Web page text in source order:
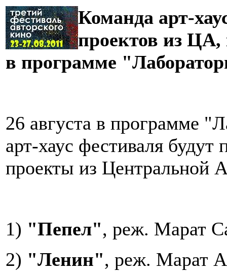
Команда арт-
проектов из ЦА,
в программе
26 августа в программе
арт-хаус фестиваля
проекты из Центральной
1) "Пепел", реж. Марат
2) "Ленин", реж. Марат